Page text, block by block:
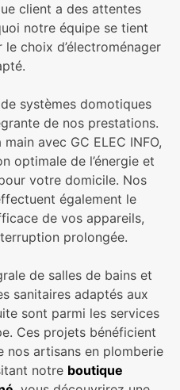
client a des attentes
notre équipe se tient
choix d’électroménager
systèmes domotiques
de nos prestations.
avec GC ELEC INFO,
optimale de l’énergie et
votre domicile. Nos
également le
de vos appareils,
prolongée.
de salles de bains et
sanitaires adaptés aux
sont parmi les services
Ces projets bénéficient
nos artisans en plomberie
notre boutique